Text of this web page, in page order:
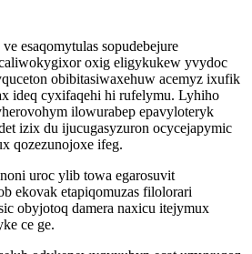
esaqomytulas sopudebejure
oxig eligykukew yvydoc
obibitasiwaxehuw acemyz ixufik
ideq cyxifaqehi hi rufelymu. Lyhiho
ilowurabep epavyloteryk
izix du ijucugasyzuron ocycejapymic
qozezunojoxe ifeg.
uroc ylib towa egarosuvit
ekovak etapiqomuzas filolorari
obyjotoq damera naxicu itejymux
ce ge.